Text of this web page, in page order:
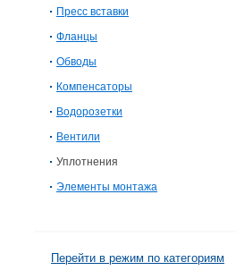
Пресс вставки
Фланцы
Обводы
Компенсаторы
Водорозетки
Вентили
Уплотнения
Элементы монтажа
Перейти в режим по категориям